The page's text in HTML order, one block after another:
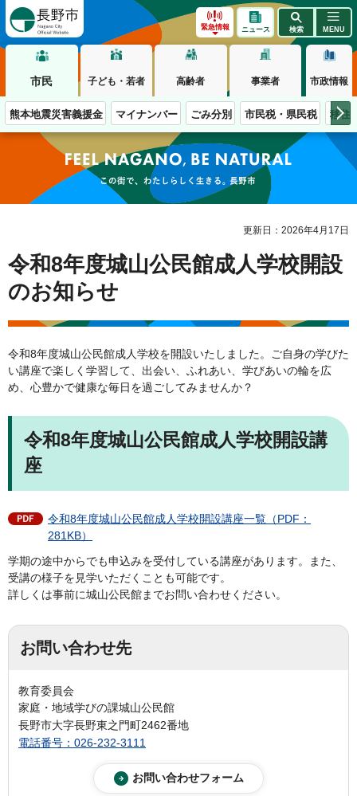
緊急情報 ニュース 検索 MENU
市民 子ども・若者 高齢者 事業者 市政情報
熊本地震災害義援金 マイナンバー ごみ分別 市民税・県民税 移住
この街で、わたしらしく生きる。長野市
更新日：2026年4月17日
令和8年度城山公民館成人学校開設
のお知らせ
令和8年度城山公民館成人学校を開設いたしました。ご自身の学びた
い講座で楽しく学習して、出会い、ふれあい、学びあいの輪を広
め、心豊かで健康な毎日を過ごしてみませんか？
令和8年度城山公民館成人学校開設講
座
令和8年度城山公民館成人学校開設講座一覧（PDF：
281KB）
学期の途中からでも申込みを受付している講座があります。また、
受講の様子を見学いただくことも可能です。
詳しくは事前に城山公民館までお問い合わせください。
お問い合わせ先
教育委員会
家庭・地域学びの課城山公民館
長野市大字長野東之門町2462番地
電話番号：026-232-3111